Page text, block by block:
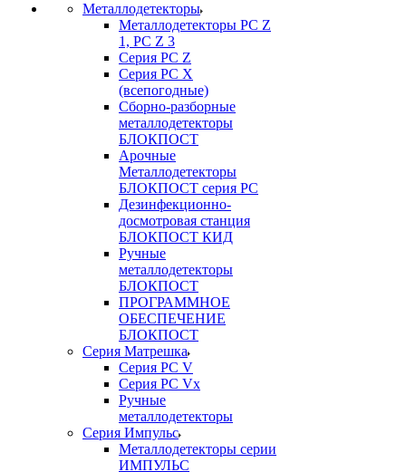
Металлодетекторы
Металлодетекторы РС Z
1, PC Z 3
Серия РС Z
Серия РС X
(всепогодные)
Сборно-разборные
металлодетекторы
БЛОКПОСТ
Арочные
Металлодетекторы
БЛОКПОСТ серия РС
Дезинфекционно-
досмотровая станция
БЛОКПОСТ КИД
Ручные
металлодетекторы
БЛОКПОСТ
ПРОГРАММНОЕ
ОБЕСПЕЧЕНИЕ
БЛОКПОСТ
Серия Матрешка
Серия PC V
Серия PC Vx
Ручные
металлодетекторы
Серия Импульс
Металлодетекторы серии
ИМПУЛЬС